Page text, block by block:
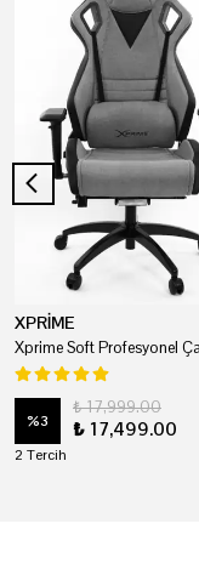
XPRİME
%3
₺ 17,999.00
₺ 17,499.00
2 Tercih